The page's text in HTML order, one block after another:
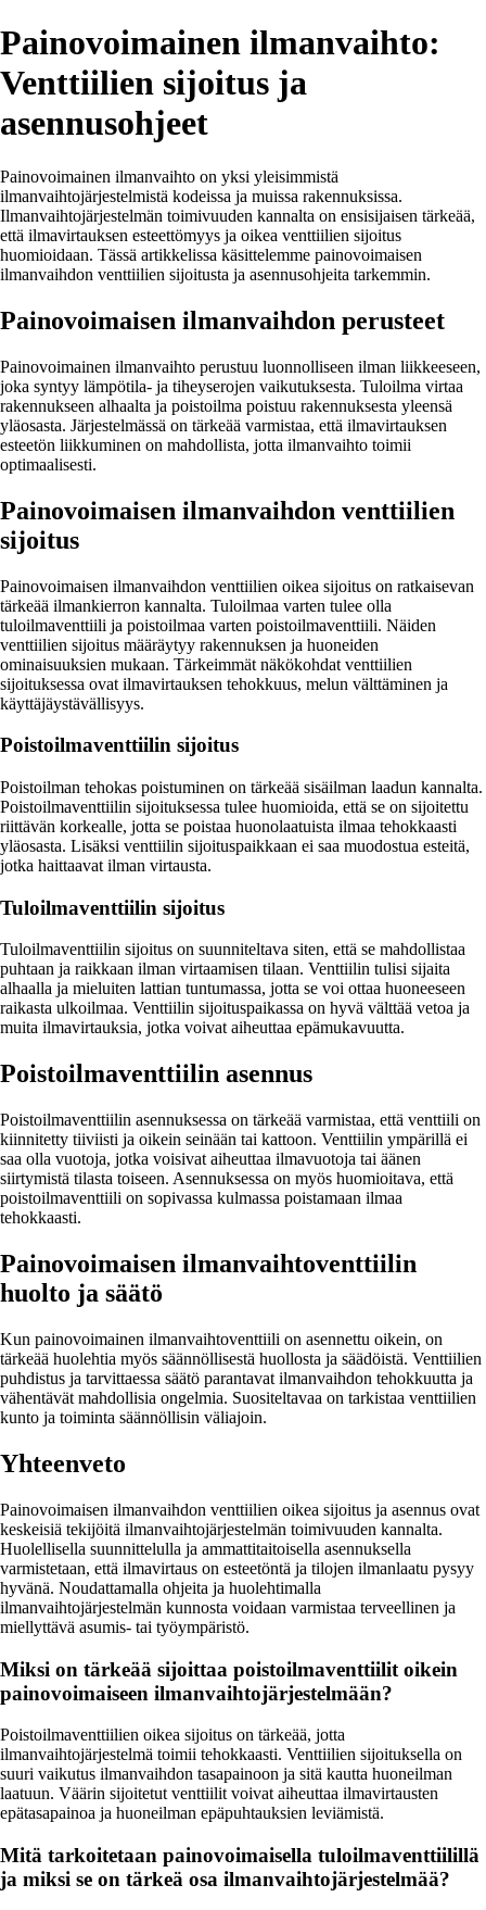
Painovoimainen ilmanvaihto:
Venttiilien sijoitus ja
asennusohjeet
Painovoimainen ilmanvaihto on yksi yleisimmistä
ilmanvaihtojärjestelmistä kodeissa ja muissa rakennuksissa.
Ilmanvaihtojärjestelmän toimivuuden kannalta on ensisijaisen tärkeää,
että ilmavirtauksen esteettömyys ja oikea venttiilien sijoitus
huomioidaan. Tässä artikkelissa käsittelemme painovoimaisen
ilmanvaihdon venttiilien sijoitusta ja asennusohjeita tarkemmin.
Painovoimaisen ilmanvaihdon perusteet
Painovoimainen ilmanvaihto perustuu luonnolliseen ilman liikkeeseen,
joka syntyy lämpötila- ja tiheyserojen vaikutuksesta. Tuloilma virtaa
rakennukseen alhaalta ja poistoilma poistuu rakennuksesta yleensä
yläosasta. Järjestelmässä on tärkeää varmistaa, että ilmavirtauksen
esteetön liikkuminen on mahdollista, jotta ilmanvaihto toimii
optimaalisesti.
Painovoimaisen ilmanvaihdon venttiilien
sijoitus
Painovoimaisen ilmanvaihdon venttiilien oikea sijoitus on ratkaisevan
tärkeää ilmankierron kannalta. Tuloilmaa varten tulee olla
tuloilmaventtiili ja poistoilmaa varten poistoilmaventtiili. Näiden
venttiilien sijoitus määräytyy rakennuksen ja huoneiden
ominaisuuksien mukaan. Tärkeimmät näkökohdat venttiilien
sijoituksessa ovat ilmavirtauksen tehokkuus, melun välttäminen ja
käyttäjäystävällisyys.
Poistoilmaventtiilin sijoitus
Poistoilman tehokas poistuminen on tärkeää sisäilman laadun kannalta.
Poistoilmaventtiilin sijoituksessa tulee huomioida, että se on sijoitettu
riittävän korkealle, jotta se poistaa huonolaatuista ilmaa tehokkaasti
yläosasta. Lisäksi venttiilin sijoituspaikkaan ei saa muodostua esteitä,
jotka haittaavat ilman virtausta.
Tuloilmaventtiilin sijoitus
Tuloilmaventtiilin sijoitus on suunniteltava siten, että se mahdollistaa
puhtaan ja raikkaan ilman virtaamisen tilaan. Venttiilin tulisi sijaita
alhaalla ja mieluiten lattian tuntumassa, jotta se voi ottaa huoneeseen
raikasta ulkoilmaa. Venttiilin sijoituspaikassa on hyvä välttää vetoa ja
muita ilmavirtauksia, jotka voivat aiheuttaa epämukavuutta.
Poistoilmaventtiilin asennus
Poistoilmaventtiilin asennuksessa on tärkeää varmistaa, että venttiili on
kiinnitetty tiiviisti ja oikein seinään tai kattoon. Venttiilin ympärillä ei
saa olla vuotoja, jotka voisivat aiheuttaa ilmavuotoja tai äänen
siirtymistä tilasta toiseen. Asennuksessa on myös huomioitava, että
poistoilmaventtiili on sopivassa kulmassa poistamaan ilmaa
tehokkaasti.
Painovoimaisen ilmanvaihtoventtiilin
huolto ja säätö
Kun painovoimainen ilmanvaihtoventtiili on asennettu oikein, on
tärkeää huolehtia myös säännöllisestä huollosta ja säädöistä. Venttiilien
puhdistus ja tarvittaessa säätö parantavat ilmanvaihdon tehokkuutta ja
vähentävät mahdollisia ongelmia. Suositeltavaa on tarkistaa venttiilien
kunto ja toiminta säännöllisin väliajoin.
Yhteenveto
Painovoimaisen ilmanvaihdon venttiilien oikea sijoitus ja asennus ovat
keskeisiä tekijöitä ilmanvaihtojärjestelmän toimivuuden kannalta.
Huolellisella suunnittelulla ja ammattitaitoisella asennuksella
varmistetaan, että ilmavirtaus on esteetöntä ja tilojen ilmanlaatu pysyy
hyvänä. Noudattamalla ohjeita ja huolehtimalla
ilmanvaihtojärjestelmän kunnosta voidaan varmistaa terveellinen ja
miellyttävä asumis- tai työympäristö.
Miksi on tärkeää sijoittaa poistoilmaventtiilit oikein
painovoimaiseen ilmanvaihtojärjestelmään?
Poistoilmaventtiilien oikea sijoitus on tärkeää, jotta
ilmanvaihtojärjestelmä toimii tehokkaasti. Venttiilien sijoituksella on
suuri vaikutus ilmanvaihdon tasapainoon ja sitä kautta huoneilman
laatuun. Väärin sijoitetut venttiilit voivat aiheuttaa ilmavirtausten
epätasapainoa ja huoneilman epäpuhtauksien leviämistä.
Mitä tarkoitetaan painovoimaisella tuloilmaventtiilillä
ja miksi se on tärkeä osa ilmanvaihtojärjestelmää?